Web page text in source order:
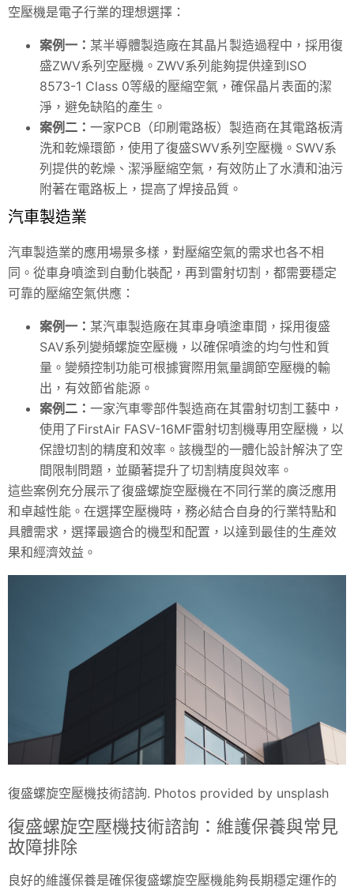
空壓機是電子行業的理想選擇：
案例一： 某半導體製造廠在其晶片製造過程中，採用復
盛ZWV系列空壓機。ZWV系列能夠提供達到ISO
8573-1 Class 0等級的壓縮空氣，確保晶片表面的潔
淨，避免缺陷的產生。
案例二： 一家PCB（印刷電路板）製造商在其電路板清
洗和乾燥環節，使用了復盛SWV系列空壓機。SWV系
列提供的乾燥、潔淨壓縮空氣，有效防止了水漬和油污
附著在電路板上，提高了焊接品質。
汽車製造業
汽車製造業的應用場景多樣，對壓縮空氣的需求也各不相
同。從車身噴塗到自動化裝配，再到雷射切割，都需要穩定
可靠的壓縮空氣供應：
案例一： 某汽車製造廠在其車身噴塗車間，採用復盛
SAV系列變頻螺旋空壓機，以確保噴塗的均勻性和質
量。變頻控制功能可根據實際用氣量調節空壓機的輸
出，有效節省能源。
案例二： 一家汽車零部件製造商在其雷射切割工藝中，
使用了FirstAir FASV-16MF雷射切割機專用空壓機，以
保證切割的精度和效率。該機型的一體化設計解決了空
間限制問題，並顯著提升了切割精度與效率。
這些案例充分展示了復盛螺旋空壓機在不同行業的廣泛應用
和卓越性能。在選擇空壓機時，務必結合自身的行業特點和
具體需求，選擇最適合的機型和配置，以達到最佳的生產效
果和經濟效益。
復盛螺旋空壓機技術諮詢. Photos provided by unsplash
復盛螺旋空壓機技術諮詢：維護保養與常見
故障排除
良好的維護保養是確保復盛螺旋空壓機能夠長期穩定運作的